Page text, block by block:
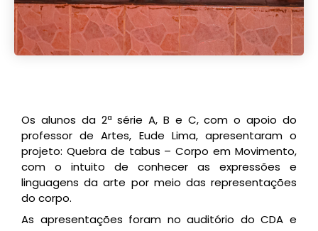
Os alunos da 2ª série A, B e C, com o apoio do
professor de Artes, Eude Lima, apresentaram o
projeto: Quebra de tabus – Corpo em Movimento,
com o intuito de conhecer as expressões e
linguagens da arte por meio das representações
do corpo.
As apresentações foram no auditório do CDA e